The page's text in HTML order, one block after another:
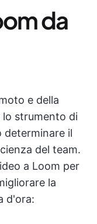
da
e della
strumento di
determinare il
del team.
a Loom per
la
d'ora: